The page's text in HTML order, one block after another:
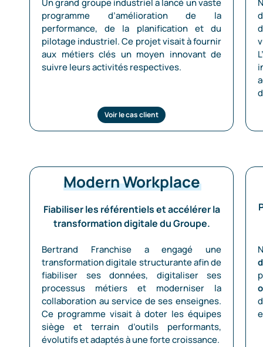
Un grand groupe industriel a lancé un vaste
programme d’amélioration de la
performance, de la planification et du
pilotage industriel. Ce projet visait à fournir
aux métiers clés un moyen innovant de
suivre leurs activités respectives.
Voir le cas client
Modern Workplace
Fiabiliser les référentiels et accélérer la
transformation digitale du Groupe.
Bertrand Franchise a engagé une
transformation digitale structurante afin de
fiabiliser ses données, digitaliser ses
processus métiers et moderniser la
collaboration au service de ses enseignes.
Ce programme visait à doter les équipes
siège et terrain d’outils performants,
évolutifs et adaptés à une forte croissance.